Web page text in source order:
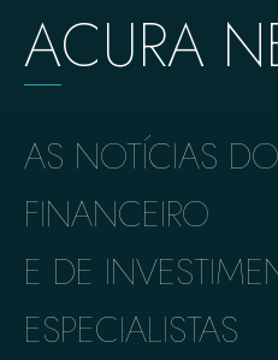
ACURA
AS NOTÍCIAS
FINANCEIRO
E DE
ESPECIALISTAS​